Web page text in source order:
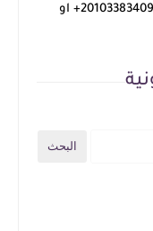
معاذ اشرف 📞 للتواصل في العمل : 201033834099+ او